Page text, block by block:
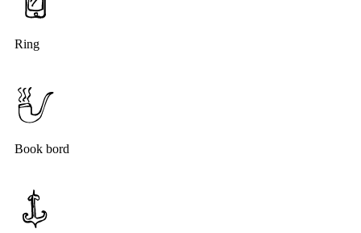
Ring
Book bord